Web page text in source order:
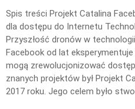
Spis treści Projekt Catalina
dla dostępu do Internetu
Przyszłość dronów w
Facebook od lat
mogą zrewolucjonizować
znanych projektów był Projekt
2017 roku. Jego celem było